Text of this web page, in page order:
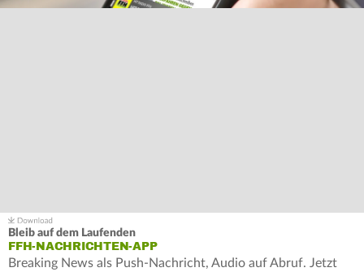
Bleib auf dem Laufenden
FFH-NACHRICHTEN-APP
Breaking News als Push-Nachricht, Audio auf Abruf. Jetzt